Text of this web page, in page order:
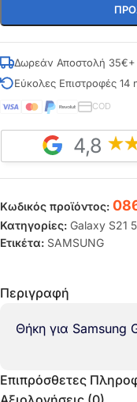
Δωρεάν Αποστολή 35€+
Εύκολες Επιστροφές 14
COD
4,8
Κωδικός προϊόντος:
Κατηγορίες: Galaxy S21
Ετικέτα: SAMSUNG
Περιγραφή
Θήκη για Samsung
Επιπρόσθετες